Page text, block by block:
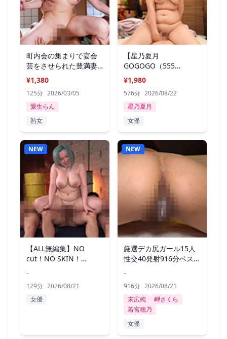
町内会の集まりで宴会
芸をさせられた豊満妻
愛生らん
¥1,380
125分 2026/03/05
愛生らん
熟女
【星乃夏月
GOGOGO（555
分）！】
¥1,980
576分 2026/08/22
星乃夏月
女優
NEW
【ALL無編集】NO
cut！NO SKIN！
-
129分 2026/08/21
女優
NEW
厳選デカ尻ガール15人
性交40発射916分ベス
-
916分 2026/08/21
末広純
岬さくら
若宮穂乃
女優